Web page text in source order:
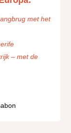
met het
– met de